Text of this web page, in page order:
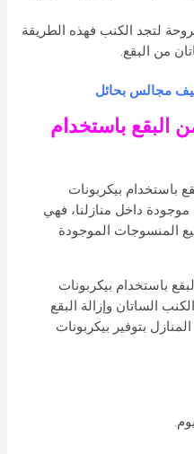
لتجد الكنب فهذه الطريقة
من البقع.
مجالس بحائل
البقع باستخدام
باستخدام بيكربونات
داخل منازلنا، فهي
المنسوجات الموجودة
باستخدام بيكربونات
الساتان وإزالة البقع
بتوفير بيكربونات